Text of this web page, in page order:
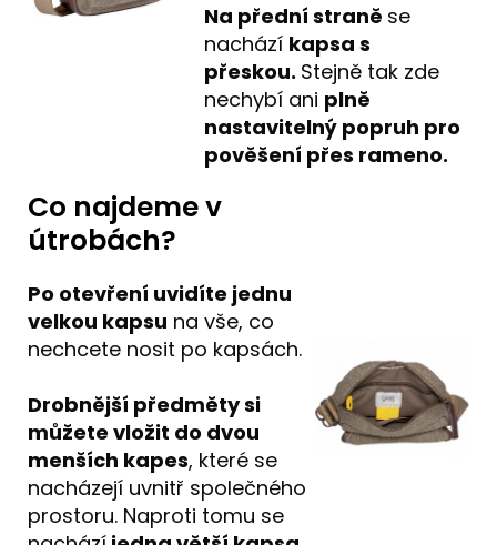
Na přední straně se
nachází kapsa s
přeskou. Stejně tak zde
nechybí ani plně
nastavitelný popruh pro
pověšení přes rameno.
Co najdeme v
útrobách?
Po otevření uvidíte jednu
velkou kapsu na vše, co
nechcete nosit po kapsách.
Drobnější předměty si
můžete vložit do dvou
menších kapes, které se
nacházejí uvnitř společného
prostoru. Naproti tomu se